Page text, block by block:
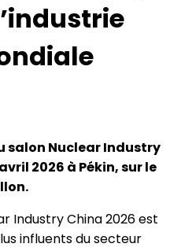
salon Nuclear Industry
2026 à Pékin, sur le
Industry China 2026 est
influents du secteur